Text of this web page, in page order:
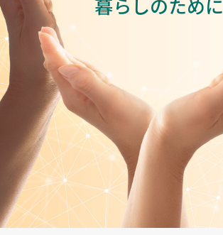
ィ
ン
グ
ス
暮らしのために